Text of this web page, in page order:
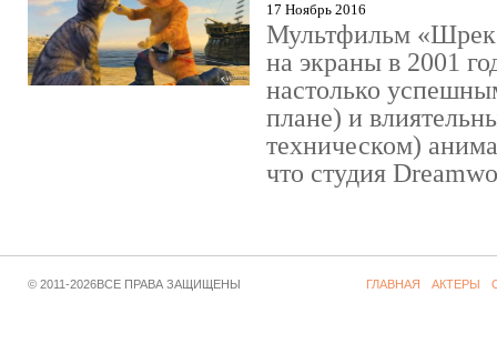
17 Ноябрь 2016
Мультфильм
на экраны в 2001
настолько
плане) и
техническом)
что студия
© 2011-2026ВСЕ ПРАВА ЗАЩИЩЕНЫ ГЛАВНАЯ АКТЕРЫ